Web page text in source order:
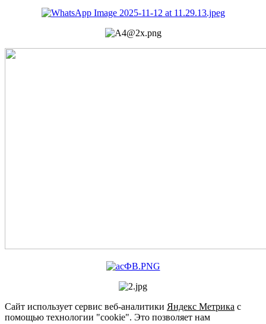
Сайт использует сервис веб-аналитики Яндекс Метрика с
помощью технологии "cookie". Это позволяет нам